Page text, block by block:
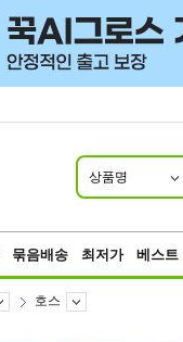
상품명
묶음배송 최저가 베스트
호스